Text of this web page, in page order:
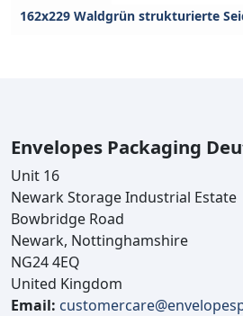
162x229 Waldgrün strukturierte
Envelopes Packaging
Unit 16
Newark Storage Industrial Estate
Bowbridge Road
Newark, Nottinghamshire
NG24 4EQ
United Kingdom
Email: